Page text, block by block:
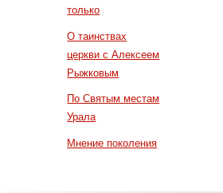
только
О таинствах
церкви с Алексеем
Рыжковым
По Святым местам
Урала
Мнение поколения